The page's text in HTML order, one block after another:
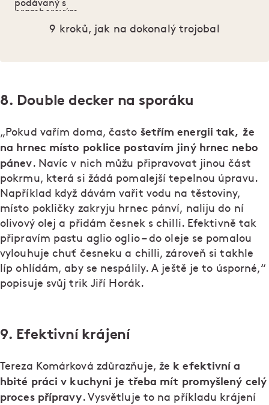
9 kroků, jak na dokonalý trojobal
8. Double decker na sporáku
„Pokud vařím doma, často šetřím energii tak, že
na hrnec místo poklice postavím jiný hrnec nebo
pánev. Navíc v nich můžu připravovat jinou část
pokrmu, která si žádá pomalejší tepelnou úpravu.
Například když dávám vařit vodu na těstoviny,
místo pokličky zakryju hrnec pánví, naliju do ní
olivový olej a přidám česnek s chilli. Efektivně tak
připravím pastu aglio oglio – do oleje se pomalou
vylouhuje chuť česneku a chilli, zároveň si takhle
líp ohlídám, aby se nespálily. A ještě je to úsporné,“
popisuje svůj trik Jiří Horák.
9. Efektivní krájení
Tereza Komárková zdůrazňuje, že k efektivní a
hbité práci v kuchyni je třeba mít promyšlený celý
proces přípravy. Vysvětluje to na příkladu krájení